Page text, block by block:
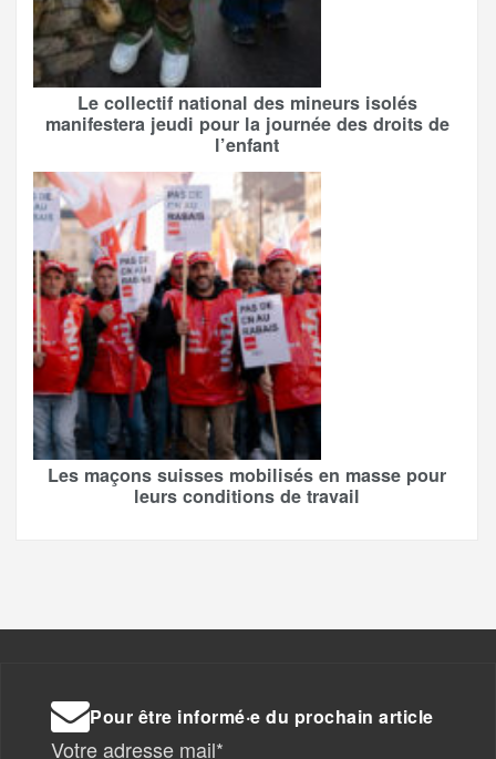
Le collectif national des mineurs isolés
manifestera jeudi pour la journée des droits de
l’enfant
Les maçons suisses mobilisés en masse pour
leurs conditions de travail
Pour être informé·e du prochain article
Votre adresse mail*